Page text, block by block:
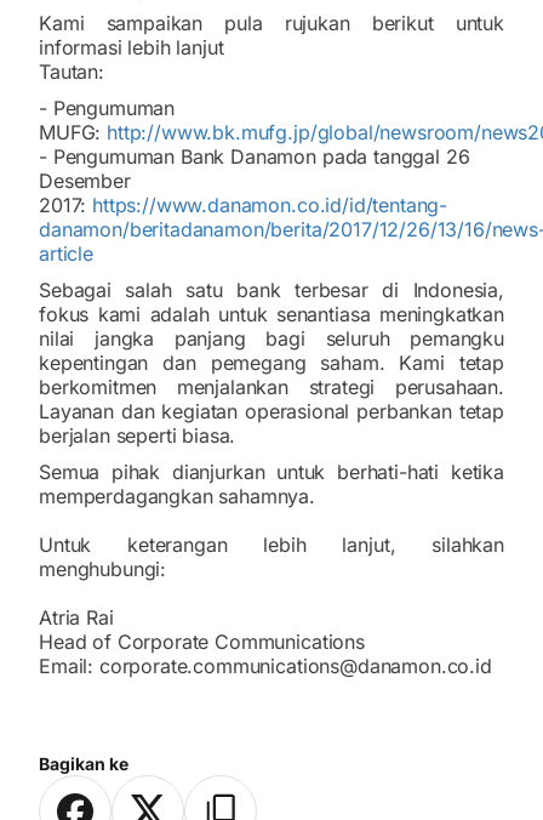
Bagikan ke
Kami sampaikan pula rujukan berikut untuk
informasi lebih lanjut
Tautan:
- Pengumuman
MUFG: http://www.bk.mufg.jp/global/newsroom/
- Pengumuman Bank Danamon pada tanggal 26
Desember
2017: https://www.danamon.co.id/id/tentang-
danamon/beritadanamon/berita/2017/12/26/13/16/
article
Sebagai salah satu bank terbesar di Indonesia,
fokus kami adalah untuk senantiasa meningkatkan
nilai jangka panjang bagi seluruh pemangku
kepentingan dan pemegang saham. Kami tetap
berkomitmen menjalankan strategi perusahaan.
Layanan dan kegiatan operasional perbankan tetap
berjalan seperti biasa.
Semua pihak dianjurkan untuk berhati-hati ketika
memperdagangkan sahamnya.
Untuk keterangan lebih lanjut, silahkan
menghubungi:
Atria Rai
Head of Corporate Communications
Email: corporate.communications@danamon.co.id